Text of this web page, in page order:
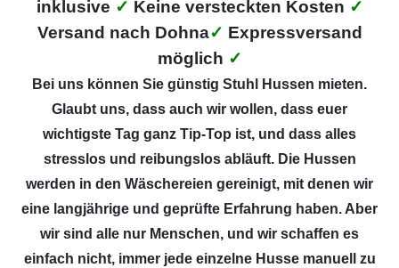
inklusive ✓ Keine versteckten Kosten ✓
Versand nach Dohna✓ Expressversand
möglich ✓
Bei uns können Sie günstig Stuhl Hussen mieten.
Glaubt uns, dass auch wir wollen, dass euer
wichtigste Tag ganz Tip-Top ist, und dass alles
stresslos und reibungslos abläuft. Die Hussen
werden in den Wäschereien gereinigt, mit denen wir
eine langjährige und geprüfte Erfahrung haben. Aber
wir sind alle nur Menschen, und wir schaffen es
einfach nicht, immer jede einzelne Husse manuell zu